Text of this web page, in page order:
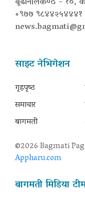
+९७७ ९८४४२५४४४१
साइट नेभिगेशन
गृहपृष्‍ठ
समाचार
बागमती
©2026 Bagmati
Appharu.com
बागमती मिडिया